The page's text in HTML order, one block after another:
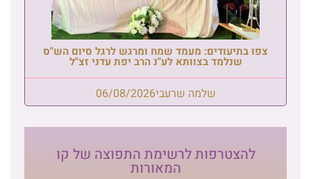
צפו בתיעודים: מעמד שמח ומרגש לרגל סיום הש"ס
שנלמד בצוותא לע"נ הרב יפת עדני זצ"ל
שלמה שרעבי06/08/2026
להצטרפות לרשימת התפוצה של קו
המאורות